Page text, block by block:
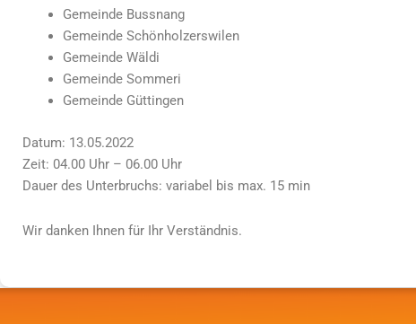
Gemeinde Bussnang
Gemeinde Schönholzerswilen
Gemeinde Wäldi
Gemeinde Sommeri
Gemeinde Güttingen
Datum: 13.05.2022
Zeit: 04.00 Uhr – 06.00 Uhr
Dauer des Unterbruchs: variabel bis max. 15 min
Wir danken Ihnen für Ihr Verständnis.